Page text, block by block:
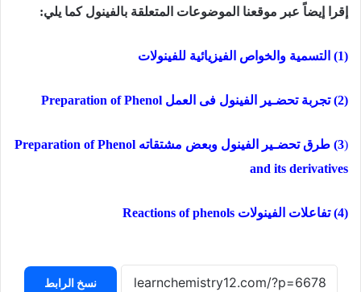
إقرا إيضاً عبر موقعنا الموضوعات المتعلقة بالفينول كما يلي:
(1) التسمية والخواص الفيزيائية للفينولات
(2) تجربة تحضـير الفينول فى العمل Preparation of Phenol
(
3) طرق تحضـير الفينول وبعض مشتقاته Preparation of Phenol
and its derivatives
(4) تفاعلات الفينولات Reactions of phenols
نسخ الرابط